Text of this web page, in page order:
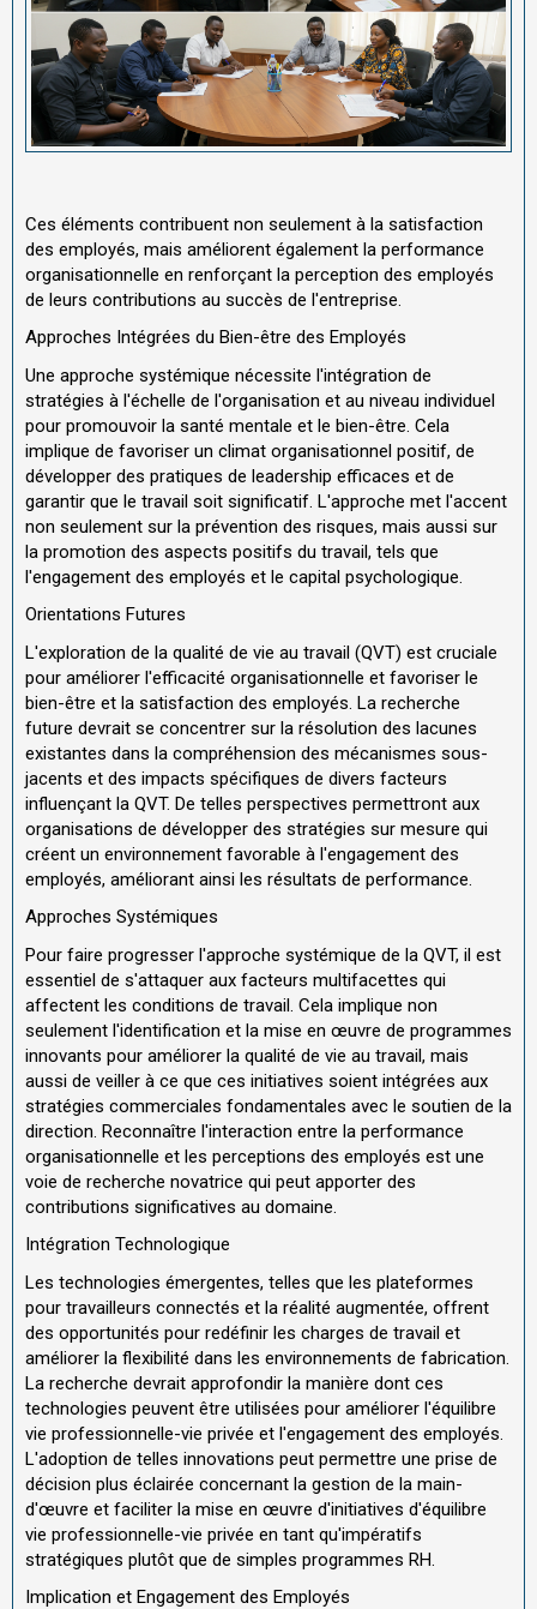
Ces éléments contribuent non seulement à la satisfaction
des employés, mais améliorent également la performance
organisationnelle en renforçant la perception des employés
de leurs contributions au succès de l'entreprise.
Approches Intégrées du Bien-être des Employés
Une approche systémique nécessite l'intégration de
stratégies à l'échelle de l'organisation et au niveau individuel
pour promouvoir la santé mentale et le bien-être. Cela
implique de favoriser un climat organisationnel positif, de
développer des pratiques de leadership efficaces et de
garantir que le travail soit significatif. L'approche met l'accent
non seulement sur la prévention des risques, mais aussi sur
la promotion des aspects positifs du travail, tels que
l'engagement des employés et le capital psychologique.
Orientations Futures
L'exploration de la qualité de vie au travail (QVT) est cruciale
pour améliorer l'efficacité organisationnelle et favoriser le
bien-être et la satisfaction des employés. La recherche
future devrait se concentrer sur la résolution des lacunes
existantes dans la compréhension des mécanismes sous-
jacents et des impacts spécifiques de divers facteurs
influençant la QVT. De telles perspectives permettront aux
organisations de développer des stratégies sur mesure qui
créent un environnement favorable à l'engagement des
employés, améliorant ainsi les résultats de performance.
Approches Systémiques
Pour faire progresser l'approche systémique de la QVT, il est
essentiel de s'attaquer aux facteurs multifacettes qui
affectent les conditions de travail. Cela implique non
seulement l'identification et la mise en œuvre de programmes
innovants pour améliorer la qualité de vie au travail, mais
aussi de veiller à ce que ces initiatives soient intégrées aux
stratégies commerciales fondamentales avec le soutien de la
direction. Reconnaître l'interaction entre la performance
organisationnelle et les perceptions des employés est une
voie de recherche novatrice qui peut apporter des
contributions significatives au domaine.
Intégration Technologique
Les technologies émergentes, telles que les plateformes
pour travailleurs connectés et la réalité augmentée, offrent
des opportunités pour redéfinir les charges de travail et
améliorer la flexibilité dans les environnements de fabrication.
La recherche devrait approfondir la manière dont ces
technologies peuvent être utilisées pour améliorer l'équilibre
vie professionnelle-vie privée et l'engagement des employés.
L'adoption de telles innovations peut permettre une prise de
décision plus éclairée concernant la gestion de la main-
d'œuvre et faciliter la mise en œuvre d'initiatives d'équilibre
vie professionnelle-vie privée en tant qu'impératifs
stratégiques plutôt que de simples programmes RH.
Implication et Engagement des Employés